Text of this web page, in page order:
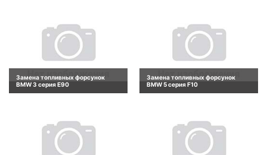
Замена топливных форсунок
BMW 3 серия E90
Замена топливных форсунок
BMW 5 серия F10